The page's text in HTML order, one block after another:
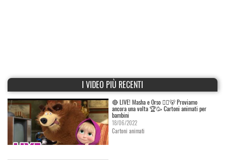
I VIDEO PIÙ RECENTI
🔴 LIVE! Masha e Orso 👱‍♀️🐻 Proviamo
ancora una volta 🏆🥳 Cartoni animati per
bambini
18/06/2022
Cartoni animati